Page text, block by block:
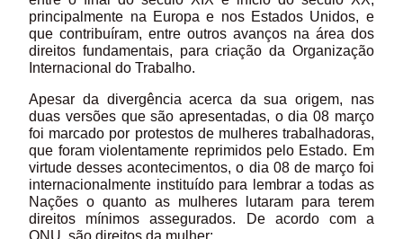
principalmente na Europa e nos Estados Unidos, e
que contribuíram, entre outros avanços na área dos
direitos fundamentais, para criação da Organização
Internacional do Trabalho.
Apesar da divergência acerca da sua origem, nas
duas versões que são apresentadas, o dia 08 março
foi marcado por protestos de mulheres trabalhadoras,
que foram violentamente reprimidos pelo Estado. Em
virtude desses acontecimentos, o dia 08 de março foi
internacionalmente instituído para lembrar a todas as
Nações o quanto as mulheres lutaram para terem
direitos mínimos assegurados. De acordo com a
ONU, são direitos da mulher: